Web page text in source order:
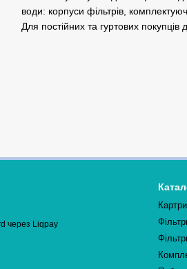
води: корпуси фільтрів,
Для постійних та гуртових покупців